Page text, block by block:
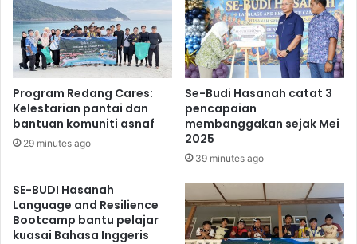
Program Redang Cares:
Kelestarian pantai dan
bantuan komuniti asnaf
29 minutes ago
Se-Budi Hasanah catat 3
pencapaian
membanggakan sejak Mei
2025
39 minutes ago
SE-BUDI Hasanah
Language and Resilience
Bootcamp bantu pelajar
kuasai Bahasa Inggeris